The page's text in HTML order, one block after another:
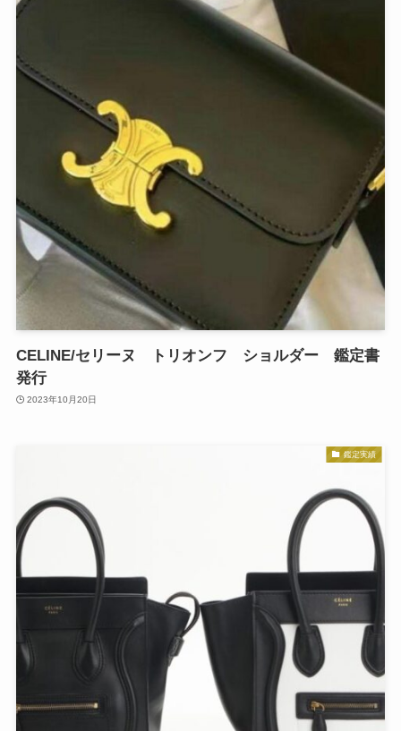
CELINE/セリーヌ トリオンフ ショルダー 鑑定書
発行
2023年10月20日
鑑定実績